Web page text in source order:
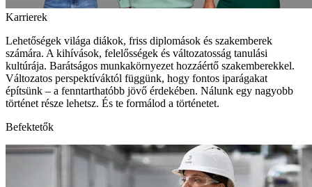
Karrierek
Lehetőségek világa diákok, friss diplomások és szakemberek
számára. A kihívások, felelősségek és változatosság tanulási
kultúrája. Barátságos munkakörnyezet hozzáértő szakemberekkel.
Változatos perspektíváktól függünk, hogy fontos iparágakat
építsünk – a fenntarthatóbb jövő érdekében. Nálunk egy nagyobb
történet része lehetsz. És te formálod a történetet.
Befektetők